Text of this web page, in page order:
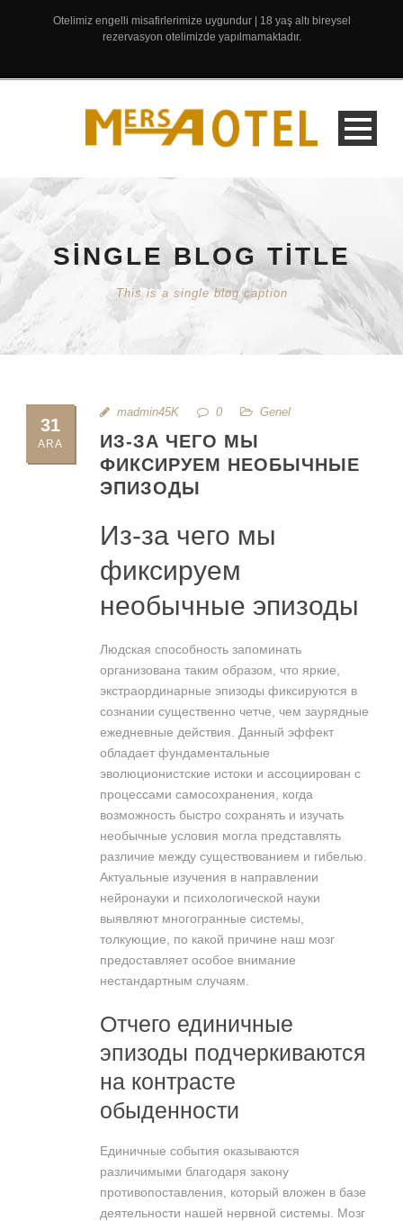
Otelimiz engelli misafirlerimize uygundur | 18 yaş altı bireysel
rezervasyon otelimizde yapılmamaktadır.
SINGLE BLOG TITLE
This is a single blog caption
31
ARA
madmin45K 0 Genel
ИЗ-ЗА ЧЕГО МЫ
ФИКСИРУЕМ НЕОБЫЧНЫЕ
ЭПИЗОДЫ
Из-за чего мы
фиксируем
необычные эпизоды
Людская способность запоминать
организована таким образом, что яркие,
экстраординарные эпизоды фиксируются в
сознании существенно четче, чем заурядные
ежедневные действия. Данный эффект
обладает фундаментальные
эволюционистские истоки и ассоциирован с
процессами самосохранения, когда
возможность быстро сохранять и изучать
необычные условия могла представлять
различие между существованием и гибелью.
Актуальные изучения в направлении
нейронауки и психологической науки
выявляют многогранные системы,
толкующие, по какой причине наш мозг
предоставляет особое внимание
нестандартным случаям.
Отчего единичные
эпизоды подчеркиваются
на контрасте
обыденности
Единичные события оказываются
различимыми благодаря закону
противопоставления, который вложен в базе
деятельности нашей нервной системы. Мозг